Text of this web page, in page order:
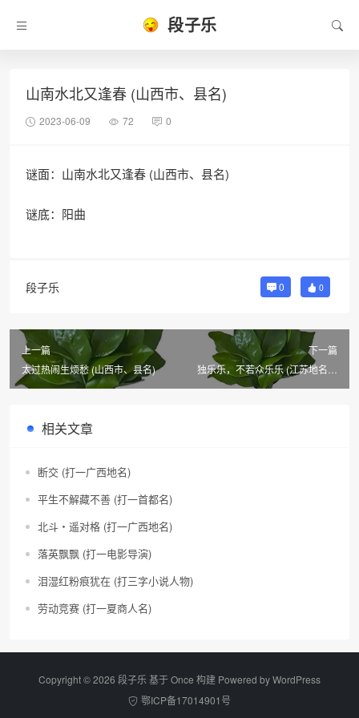
段子乐
山南水北又逢春 (山西市、县名)
2023-06-09 72 0
谜面：山南水北又逢春 (山西市、县名)
谜底：阳曲
段子乐 0 0
上一篇
太过热闹生烦愁 (山西市、县名)
下一篇
独乐乐，不若众乐乐 (江苏地名冠
别称，卷帘格)
相关文章
断交 (打一广西地名)
平生不解藏不善 (打一首都名)
北斗・遥对格 (打一广西地名)
落英飘飘 (打一电影导演)
泪湿红粉痕犹在 (打三字小说人物)
劳动竞赛 (打一夏商人名)
Copyright © 2026 段子乐 基于 Once 构建 Powered byWordPress
鄂ICP备17014901号